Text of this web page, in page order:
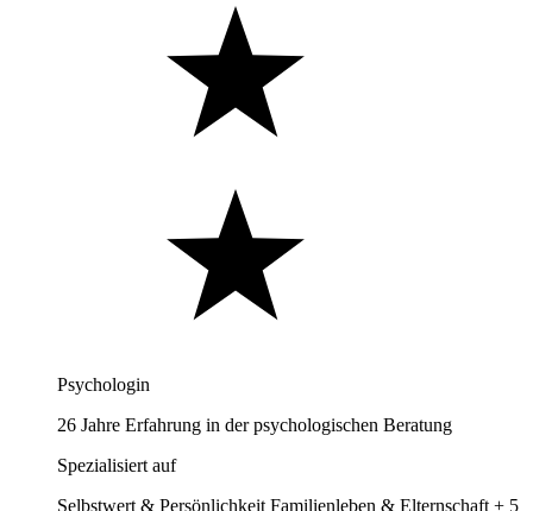
Psychologin
26 Jahre Erfahrung in der psychologischen Beratung
Spezialisiert auf
Selbstwert & Persönlichkeit Familienleben & Elternschaft + 5